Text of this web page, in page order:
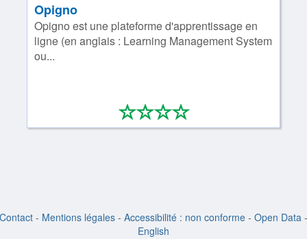
Opigno
Opigno est une plateforme d'apprentissage en
ligne (en anglais : Learning Management System
ou...
****
0/4
Contact - Mentions légales - Accessibilité : non conforme - Open Data -
English